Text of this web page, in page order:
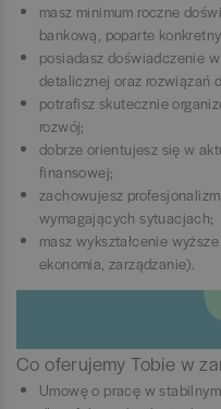
masz minimum roczne
bankową, poparte
posiadasz doświadczenie
detalicznej oraz rozwiązań
potrafisz skutecznie
rozwój;
dobrze orientujesz się w
finansowej;
zachowujesz
wymagających sytuacjach;
masz wykształcenie
ekonomia, zarządzanie).
Co oferujemy Tobie w
Umowę o pracę w